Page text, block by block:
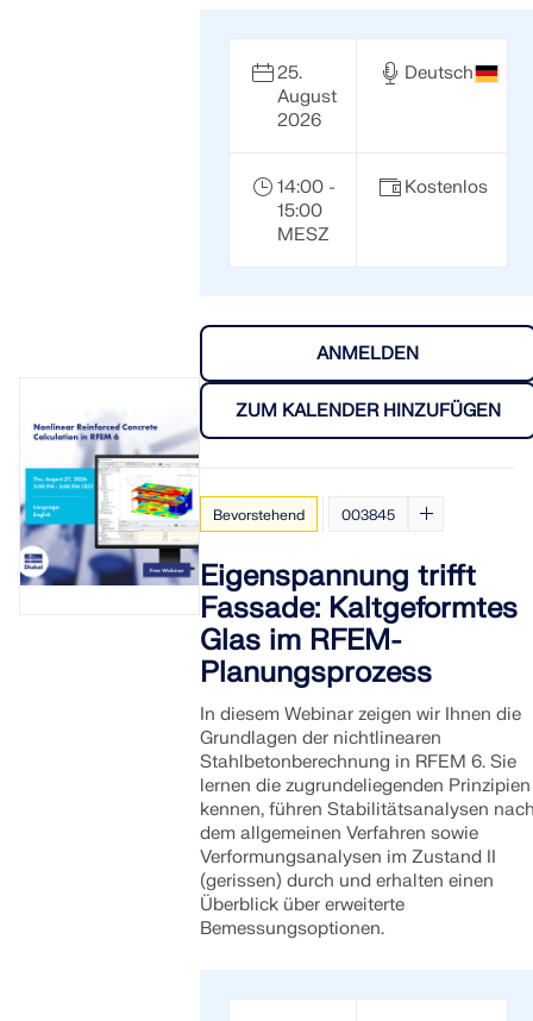
25.
August
2026
Deutsch
14:00 -
15:00
MESZ
Kostenlos
ANMELDEN
ZUM KALENDER HINZUFÜGEN
Bevorstehend 003845
Eigenspannung trifft
Fassade: Kaltgeformtes
Glas im RFEM-
Planungsprozess
In diesem Webinar zeigen wir Ihnen die
Grundlagen der nichtlinearen
Stahlbetonberechnung in RFEM 6. Sie
lernen die zugrundeliegenden Prinzipien
kennen, führen Stabilitätsanalysen
dem allgemeinen Verfahren sowie
Verformungsanalysen im Zustand II
(gerissen) durch und erhalten einen
Überblick über erweiterte
Bemessungsoptionen.